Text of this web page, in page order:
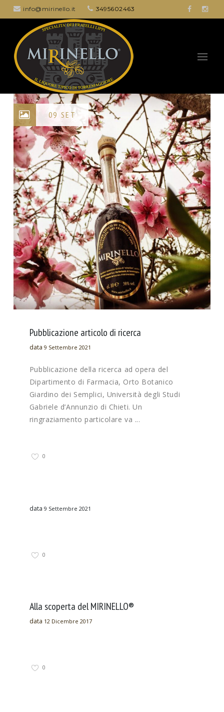
info@mirinello.it 3495602463
09 SET
Pubblicazione articolo di ricerca
data 9 Settembre 2021
Pubblicazione della ricerca ad opera del
Dipartimento di Farmacia, Orto Botanico
Giardino dei Semplici, Università degli Studi
Gabriele d’Annunzio di Chieti. Un
ringraziamento particolare va ...
0
data 9 Settembre 2021
0
Alla scoperta del MIRINELLO®
data 12 Dicembre 2017
0